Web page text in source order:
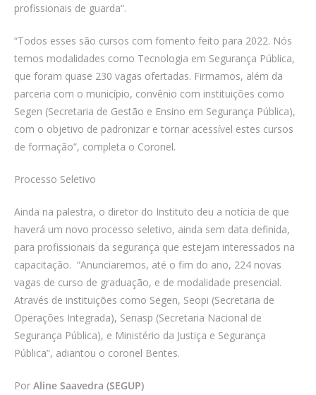
profissionais de guarda”.
“Todos esses são cursos com fomento feito para 2022. Nós
temos modalidades como Tecnologia em Segurança Pública,
que foram quase 230 vagas ofertadas. Firmamos, além da
parceria com o município, convênio com instituições como
Segen (Secretaria de Gestão e Ensino em Segurança Pública),
com o objetivo de padronizar e tornar acessível estes cursos
de formação”, completa o Coronel.
Processo Seletivo
Ainda na palestra, o diretor do Instituto deu a notícia de que
haverá um novo processo seletivo, ainda sem data definida,
para profissionais da segurança que estejam interessados na
capacitação. “Anunciaremos, até o fim do ano, 224 novas
vagas de curso de graduação, e de modalidade presencial.
Através de instituições como Segen, Seopi (Secretaria de
Operações Integrada), Senasp (Secretaria Nacional de
Segurança Pública), e Ministério da Justiça e Segurança
Pública”, adiantou o coronel Bentes.
Por Aline Saavedra (SEGUP)